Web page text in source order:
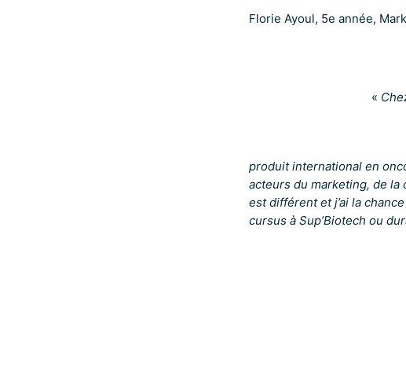
Florie Ayoul, 5e année,
«
produit international en
acteurs du marketing, de la
est différent et j’ai la
cursus à Sup’Biotech ou